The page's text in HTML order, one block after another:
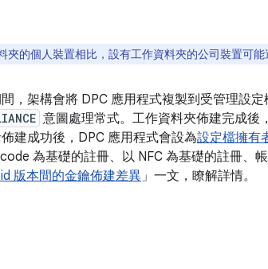
夾的個人裝置相比，設有工作資料夾的公司裝置可能
，架構會將 DPC 應用程式複製到受管理設
意圖處理常式。工作資料夾佈建完成後
建成功後，DPC 應用程式會設為設定檔擁有
為基礎的註冊、以 NFC 為基礎的註冊、
版本間的金鑰佈建差異」一文，瞭解詳情。